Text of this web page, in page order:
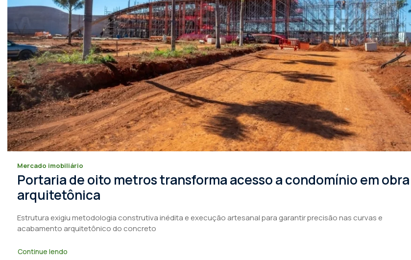
Mercado imobiliário
Portaria de oito metros transforma acesso a condomínio em obra
arquitetônica
Estrutura exigiu metodologia construtiva inédita e execução artesanal para garantir precisão nas curvas e
acabamento arquitetônico do concreto
Continue lendo